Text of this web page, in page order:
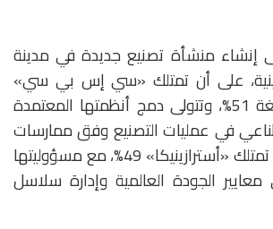
إنشاء منشأة تصنيع جديدة في مدينة
على أن تمتلك «سي إس بي سي»
حصة الأغلبية البالغة 51%، وتتولى دمج أنظمتها المعتمدة
في عمليات التصنيع وفق ممارسات
التصنيع الجيد، فيما تمتلك «أسترازينيكا» 49%، مع مسؤوليتها
الجودة العالمية وإدارة سلاسل